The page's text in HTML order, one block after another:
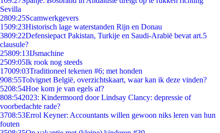
Sevilla
2809:25Scamwerkgevers
1509:23Historisch lage waterstanden Rijn en Donau
3809:22Defensiepact Pakistan, Turkije en Saudi-Arabië bevat art.5
clausule?
25809:13IJsmachine
2509:05Ik rook nog steeds
17009:03Traditioneel tekenen #6; met honden
908:55Tolvignet België, overzichtskaart, waar kan ik deze vinden?
5208:54Hoe kom je van egels af?
808:542023: Kindermoord door Lindsay Clancy: depressie of
voorbedachte rade?
3708:53Errol Keyner: Accountants willen gewoon niks leren van hun
fouten